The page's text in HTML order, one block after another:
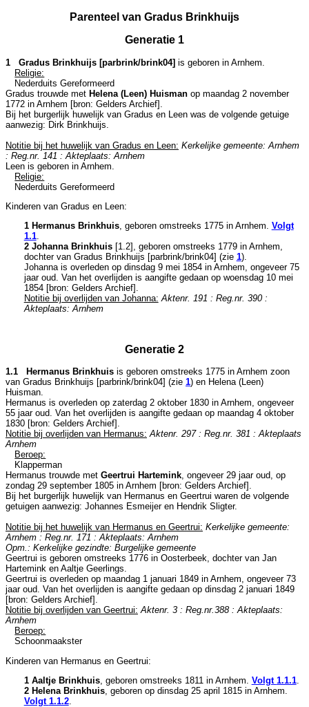
Parenteel van Gradus Brinkhuijs
Generatie 1
1 Gradus Brinkhuijs [parbrink/brink04] is geboren in Arnhem
Religie:
Nederduits Gereformeerd
Gradus trouwde met Helena (Leen) Huisman op maandag 2 november
1772 in Arnhem [bron: Gelders Archief].
Bij het burgerlijk huwelijk van Gradus en Leen was de volgende getuige
aanwezig: Dirk Brinkhuijs.
Notitie bij het huwelijk van Gradus en Leen: Kerkelijke gemeente: Arnhem
: Reg.nr. 141 : Akteplaats: Arnhem
Leen is geboren in Arnhem
Religie:
Nederduits Gereformeerd
Kinderen van Gradus en Leen:
1 Hermanus Brinkhuis, geboren omstreeks 1775 in Arnhem. Volgt
1.1.
2 Johanna Brinkhuis[1.2], geboren omstreeks 1779 in Arnhem,
dochter van Gradus Brinkhuijs [parbrink/brink04] (zie 1).
Johanna is overleden op dinsdag 9 mei 1854 in Arnhem, ongeveer 75
jaar oud. Van het overlijden is aangifte gedaan op woensdag 10 mei
1854 [bron: Gelders Archief].
Notitie bij overlijden van Johanna: Aktenr. 191 : Reg.nr. 390 :
Akteplaats: Arnhem
Generatie 2
1.1 Hermanus Brinkhuis is geboren omstreeks 1775 in Arnhem zoon
van Gradus Brinkhuijs [parbrink/brink04] (zie 1) en Helena (Leen)
Huisman.
Hermanus is overleden op zaterdag 2 oktober 1830 in Arnhem, ongeveer
55 jaar oud. Van het overlijden is aangifte gedaan op maandag 4 oktober
1830 [bron: Gelders Archief].
Notitie bij overlijden van Hermanus: Aktenr. 297 : Reg.nr. 381 : Akteplaats
Arnhem
Beroep:
Klapperman
Hermanus trouwde met Geertrui Hartemink, ongeveer 29 jaar oud, op
zondag 29 september 1805 in Arnhem [bron: Gelders Archief].
Bij het burgerlijk huwelijk van Hermanus en Geertrui waren de volgende
getuigen aanwezig: Johannes Esmeijer en Hendrik Sligter.
Notitie bij het huwelijk van Hermanus en Geertrui: Kerkelijke gemeente:
Arnhem : Reg.nr. 171 : Akteplaats: Arnhem
Opm.: Kerkelijke gezindte: Burgelijke gemeente
Geertrui is geboren omstreeks 1776 in Oosterbeek, dochter van Jan
Hartemink en Aaltje Geerlings.
Geertrui is overleden op maandag 1 januari 1849 in Arnhem, ongeveer 73
jaar oud. Van het overlijden is aangifte gedaan op dinsdag 2 januari 1849
[bron: Gelders Archief].
Notitie bij overlijden van Geertrui: Aktenr. 3 : Reg.nr.388 : Akteplaats:
Arnhem
Beroep:
Schoonmaakster
Kinderen van Hermanus en Geertrui:
1 Aaltje Brinkhuis, geboren omstreeks 1811 in Arnhem Volgt 1.1.1.
2 Helena Brinkhuis, geboren op dinsdag 25 april 1815 in Arnhem
Volgt 1.1.2.